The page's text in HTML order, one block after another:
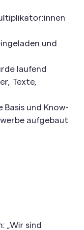
und
laufend
Texte,
und Know-
aufgebaut
„Wir sind